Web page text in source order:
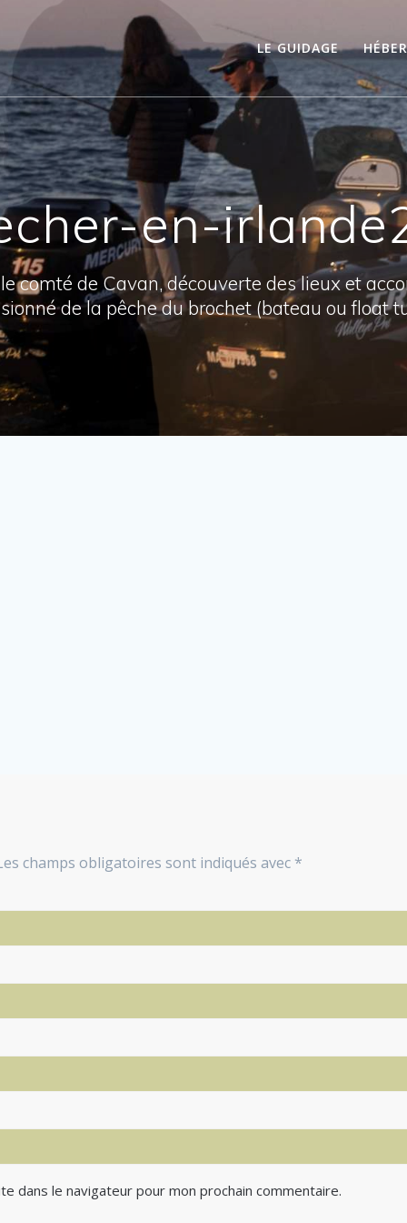
LE GUIDAGE
en-
comté de Cavan, découverte des lieux et
de la pêche du brochet (bateau ou float
champs obligatoires sont indiqués avec *
dans le navigateur pour mon prochain commentaire.